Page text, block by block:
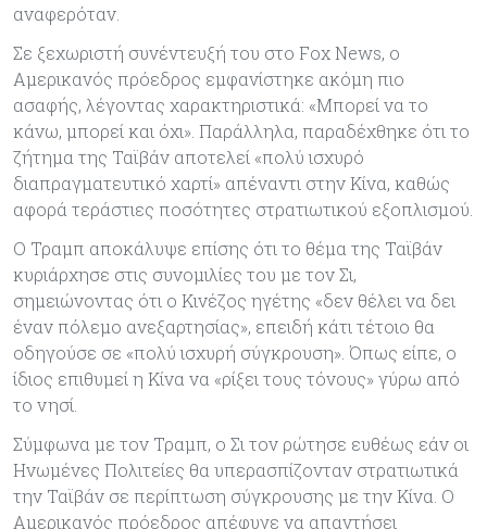
αναφερόταν.
Σε ξεχωριστή συνέντευξή του στο Fox News, ο
Αμερικανός πρόεδρος εμφανίστηκε ακόμη πιο
ασαφής, λέγοντας χαρακτηριστικά: «Μπορεί να το
κάνω, μπορεί και όχι». Παράλληλα, παραδέχθηκε ότι το
ζήτημα της Ταϊβάν αποτελεί «πολύ ισχυρό
διαπραγματευτικό χαρτί» απέναντι στην Κίνα, καθώς
αφορά τεράστιες ποσότητες στρατιωτικού εξοπλισμού.
Ο Τραμπ αποκάλυψε επίσης ότι το θέμα της Ταϊβάν
κυριάρχησε στις συνομιλίες του με τον Σι,
σημειώνοντας ότι ο Κινέζος ηγέτης «δεν θέλει να δει
έναν πόλεμο ανεξαρτησίας», επειδή κάτι τέτοιο θα
οδηγούσε σε «πολύ ισχυρή σύγκρουση». Όπως είπε, ο
ίδιος επιθυμεί η Κίνα να «ρίξει τους τόνους» γύρω από
το νησί.
Σύμφωνα με τον Τραμπ, ο Σι τον ρώτησε ευθέως εάν οι
Ηνωμένες Πολιτείες θα υπερασπίζονταν στρατιωτικά
την Ταϊβάν σε περίπτωση σύγκρουσης με την Κίνα. Ο
Αμερικανός πρόεδρος απέφυγε να απαντήσει